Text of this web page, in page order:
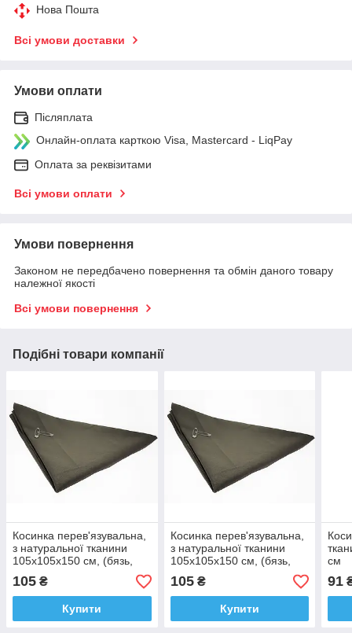
Нова Пошта
Всі умови доставки
Умови оплати
Післяплата
Онлайн-оплата карткою Visa, Mastercard - LiqPay
Оплата за реквізитами
Всі умови оплати
Умови повернення
Законом не передбачено повернення та обмін даного товару
належної якості
Всі умови повернення
Подібні товари компанії
Косинка перев'язувальна,
з натуральної тканини
105х105х150 см, (бязь,
хакі)
105 ₴
Купити
Косинка перев'язувальна,
з натуральної тканини
105х105х150 см, (бязь,
хакі)
105₴
Купити
см
91